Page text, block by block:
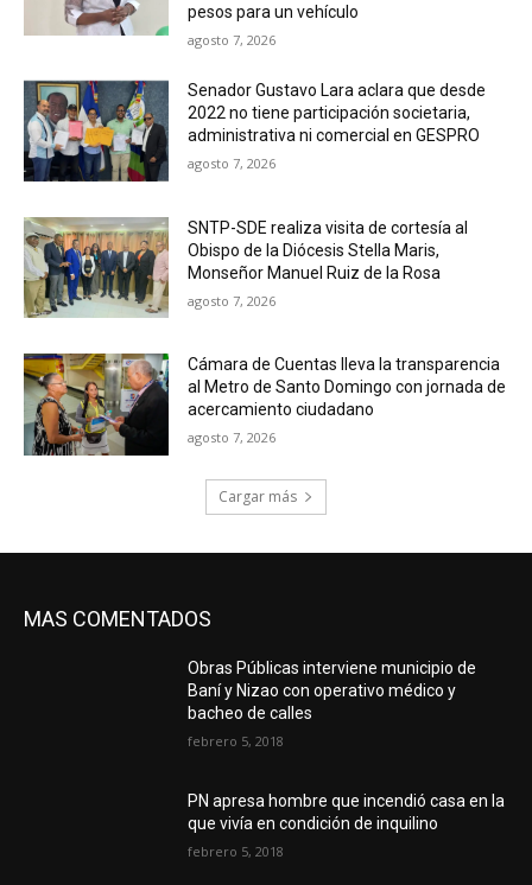
pesos para un vehículo
agosto 7, 2026
Senador Gustavo Lara aclara que desde
2022 no tiene participación societaria,
administrativa ni comercial en GESPRO
agosto 7, 2026
SNTP-SDE realiza visita de cortesía al
Obispo de la Diócesis Stella Maris,
Monseñor Manuel Ruiz de la Rosa
agosto 7, 2026
Cámara de Cuentas lleva la transparencia
al Metro de Santo Domingo con jornada de
acercamiento ciudadano
agosto 7, 2026
Cargar más
MAS COMENTADOS
Obras Públicas interviene municipio de
Baní y Nizao con operativo médico y
bacheo de calles
febrero 5, 2018
PN apresa hombre que incendió casa en la
que vivía en condición de inquilino
febrero 5, 2018